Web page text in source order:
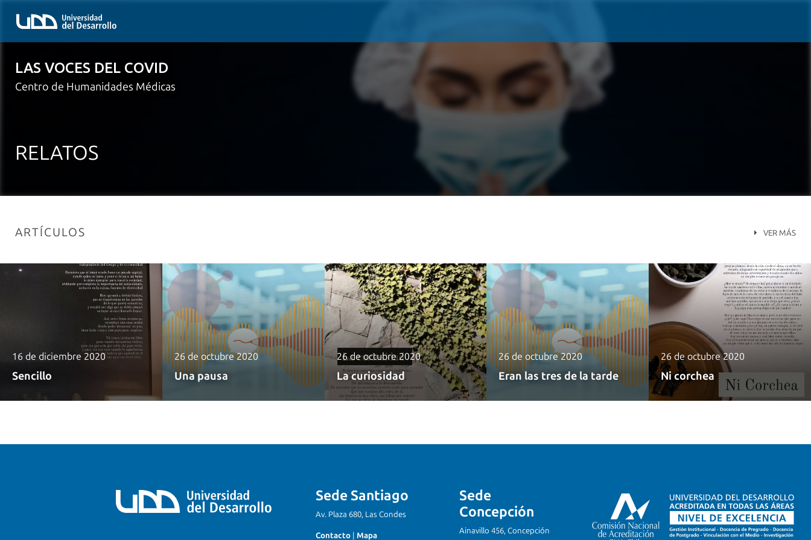
LAS VOCES DEL COVID
Centro de Humanidades Médicas
RELATOS
ARTÍCULOS VER MÁS
16 de diciembre 2020
Sencillo
26 de octubre 2020
Una pausa
26 de octubre 2020
La curiosidad
26 de octubre 2020
Eran las tres de la tarde
26 de octubre 2020
Ni corchea
Sede Santiago
Av. Plaza 680, Las Condes
Contacto Mapa
Sede
Concepción
Ainavillo 456, Concepción